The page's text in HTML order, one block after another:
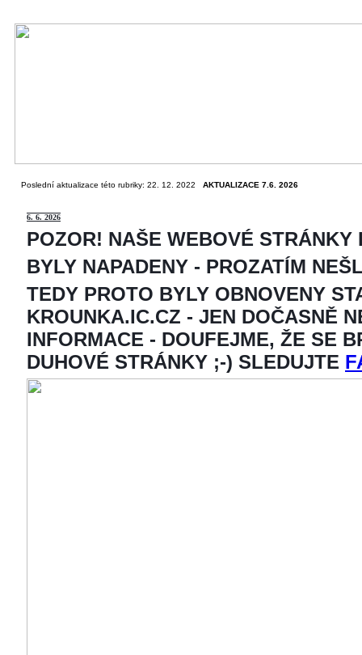
Poslední aktualizace této rubriky: 22. 12. 2022 AKTUALIZACE 7.6. 2026
6. 6. 2026
POZOR! NAŠE WEBOVÉ STRÁNKY
BYLY NAPADENY - PROZATÍM
TEDY PROTO BYLY OBNOVENY
KROUNKA.IC.CZ - JEN DOČASNĚ
INFORMACE - DOUFEJME, ŽE SE
DUHOVÉ STRÁNKY ;-) SLEDUJTE